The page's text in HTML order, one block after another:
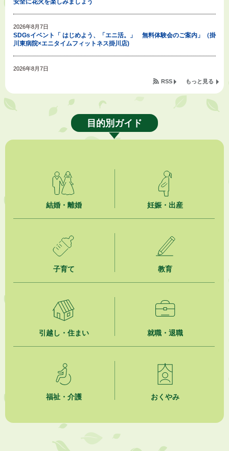
2026年8月7日
SDGsイベント「 はじめよう、「エニ活。」 無料体験会のご案内」（掛
川東病院×エニタイムフィットネス掛川店)
2026年8月7日
2026年8月6日
令和８年度公民館等（大東北公民館、大須賀中央公民館）講座のお知らせ
就職・転職相談会のご案内
2026年8月6日
ジュビロ磐田（情報提供・お知らせ）
【日本DX大賞2026】ポスターセッション最優秀賞を受賞しました！
2026年8月4日
市民の勇気ある応急手当に感謝状を贈呈しました
夏季休暇期間 開業医等診療予定
企業版ふるさと納税（地方創生応援税制）のお願い
もっと見る
RSS
目的別ガイド
結婚・離婚 妊娠・出産
子育て 教育
引越し・住まい 就職・退職
福祉・介護 おくやみ